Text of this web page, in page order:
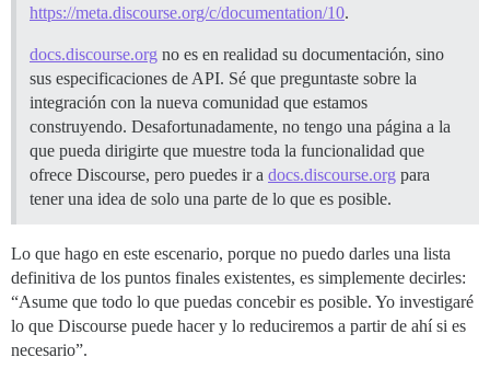
https://meta.discourse.org/c/documentation/10.
docs.discourse.org no es en realidad su documentación, sino
sus especificaciones de API. Sé que preguntaste sobre la
integración con la nueva comunidad que estamos
construyendo. Desafortunadamente, no tengo una página a la
que pueda dirigirte que muestre toda la funcionalidad que
ofrece Discourse, pero puedes ir a docs.discourse.org para
tener una idea de solo una parte de lo que es posible.
Lo que hago en este escenario, porque no puedo darles una lista
definitiva de los puntos finales existentes, es simplemente decirles:
“Asume que todo lo que puedas concebir es posible. Yo investigaré
lo que Discourse puede hacer y lo reduciremos a partir de ahí si es
necesario”.